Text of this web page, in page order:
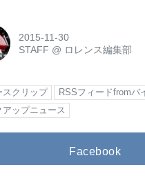
2015-11-30
STAFF @ ロレンス編集部
スクリップ RSSフィードfromバ
アップニュース
Facebook